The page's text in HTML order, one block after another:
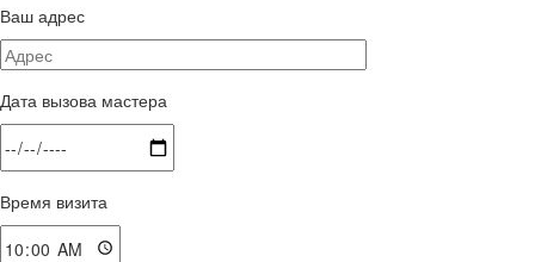
Ваш адрес
Дата вызова мастера
Время визита